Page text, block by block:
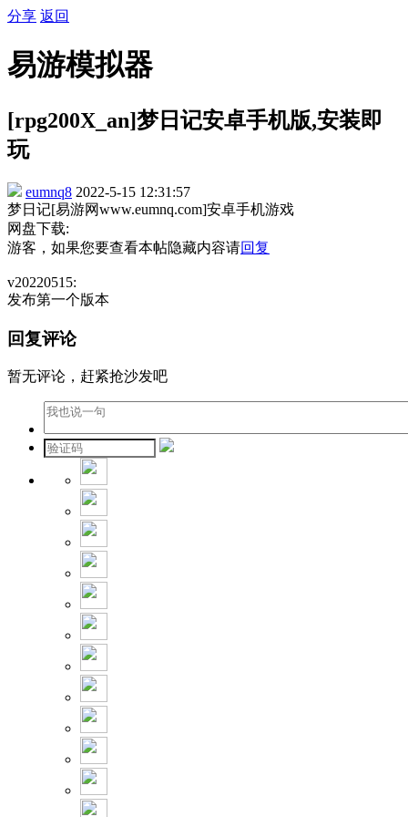
分享 返回
易游模拟器
[rpg200X_an]梦日记安卓手机版,安装即
玩
eumnq8 2022-5-15 12:31:57
梦日记[易游网www.eumnq.com]安卓手机游戏
网盘下载:
游客，如果您要查看本帖隐藏内容请回复
v20220515:
发布第一个版本
回复评论
暂无评论，赶紧抢沙发吧